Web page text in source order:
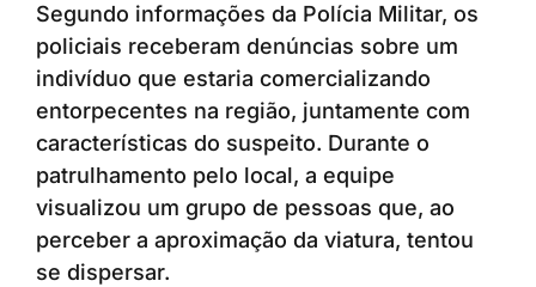
Segundo informações da Polícia Militar, os
policiais receberam denúncias sobre um
indivíduo que estaria comercializando
entorpecentes na região, juntamente com
características do suspeito. Durante o
patrulhamento pelo local, a equipe
visualizou um grupo de pessoas que, ao
perceber a aproximação da viatura, tentou
se dispersar.